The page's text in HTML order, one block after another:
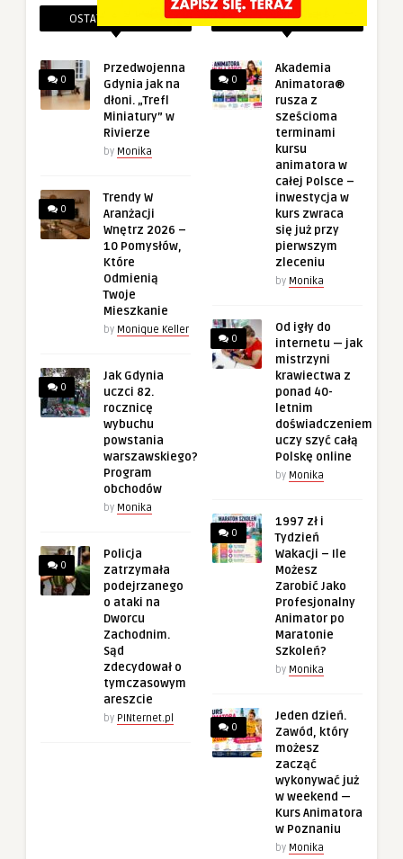
OSTATNIE PINEZKI
0
Przedwojenna
Gdynia jak na
dłoni. „Trefl
Miniatury” w
Rivierze
by Monika
0
Trendy W
Aranżacji
Wnętrz 2026 –
10 Pomysłów,
Które
Odmienią
Twoje
Mieszkanie
by Monique Keller
0
Jak Gdynia
uczci 82.
rocznicę
wybuchu
powstania
warszawskiego?
Program
obchodów
by Monika
0
Policja
zatrzymała
podejrzanego
o ataki na
Dworcu
Zachodnim.
Sąd
zdecydował o
tymczasowym
areszcie
by PINternet.pl
POWIĄZANE PINEZKI
0
Akademia
Animatora®
rusza z
sześcioma
terminami
kursu
animatora w
całej Polsce –
inwestycja w
kurs zwraca
się już przy
pierwszym
zleceniu
by Monika
0
Od igły do
internetu — jak
mistrzyni
krawiectwa z
ponad 40-
letnim
doświadczeniem
uczy szyć całą
Polskę online
by Monika
0
1997 zł i
Tydzień
Wakacji – Ile
Możesz
Zarobić Jako
Profesjonalny
Animator po
Maratonie
Szkoleń?
by Monika
0
Jeden dzień.
Zawód, który
możesz
zacząć
wykonywać już
w weekend —
Kurs Animatora
w Poznaniu
by Monika